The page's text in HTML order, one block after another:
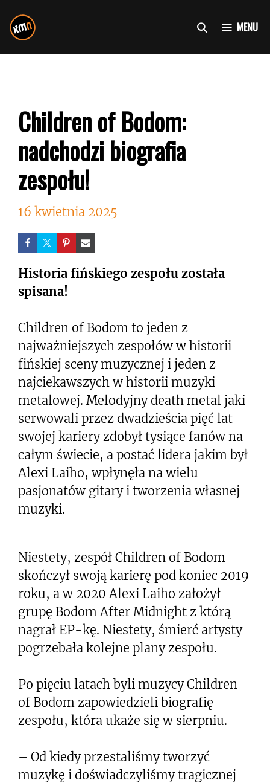
do
treści
MENU
Children of Bodom:
nadchodzi biografia
zespołu!
16 kwietnia 2025
Historia fińskiego zespołu została
spisana!
Children of Bodom to jeden z
najważniejszych zespołów w historii
fińskiej sceny muzycznej i jeden z
najciekawszych w historii muzyki
metalowej. Melodyjny death metal jaki
serwowali przez dwadzieścia pięć lat
swojej kariery zdobył tysiące fanów na
całym świecie, a postać lidera jakim był
Alexi Laiho, wpłynęła na wielu
pasjonatów gitary i tworzenia własnej
muzyki.
Niestety, zespół Children of Bodom
skończył swoją karierę pod koniec 2019
roku, a w 2020 Alexi Laiho założył
grupę Bodom After Midnight z którą
nagrał EP-kę. Niestety, śmierć artysty
pogrzebała kolejne plany zespołu.
Po pięciu latach byli muzycy Children
of Bodom zapowiedzieli biografię
zespołu, która ukaże się w sierpniu.
– Od kiedy przestaliśmy tworzyć
muzykę i doświadczyliśmy tragicznej